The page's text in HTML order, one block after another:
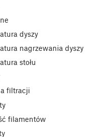
dyszy
nagrzewania dyszy
stołu
filtracji
filamentów